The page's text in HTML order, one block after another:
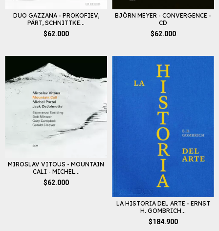
DUO GAZZANA - PROKOFIEV,
PÄRT, SCHNITTKE...
$62.000
BJÖRN MEYER - CONVERGENCE -
CD
$62.000
MIROSLAV VITOUS - MOUNTAIN
CALI - MICHEL...
$62.000
LA HISTORIA DEL ARTE - ERNST
H. GOMBRICH...
$184.900